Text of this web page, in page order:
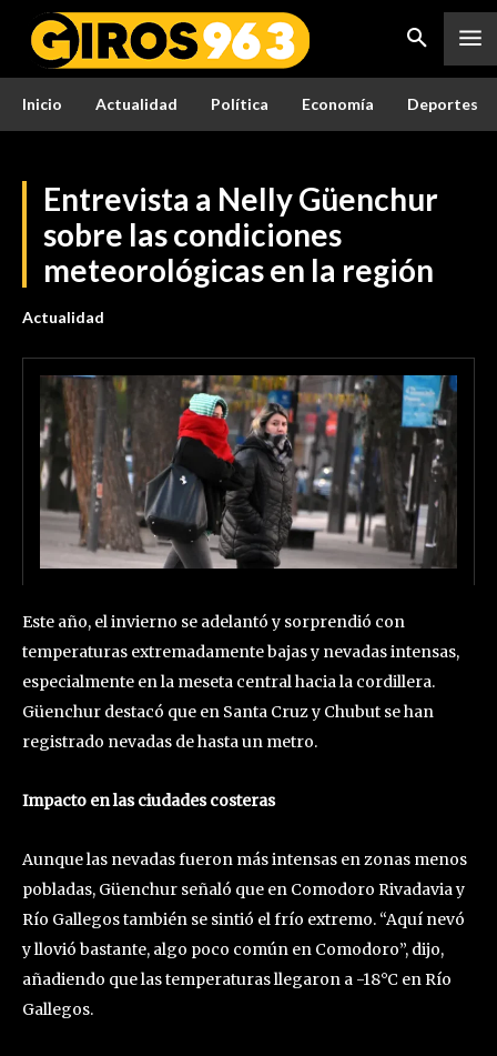
Inicio Actualidad Política Economía Deportes
Entrevista a Nelly Güenchur
sobre las condiciones
meteorológicas en la región
Actualidad
Este año, el invierno se adelantó y sorprendió con
temperaturas extremadamente bajas y nevadas intensas,
especialmente en la meseta central hacia la cordillera.
Güenchur destacó que en Santa Cruz y Chubut se han
registrado nevadas de hasta un metro.
Impacto en las ciudades costeras
Aunque las nevadas fueron más intensas en zonas menos
pobladas, Güenchur señaló que en Comodoro Rivadavia y
Río Gallegos también se sintió el frío extremo. “Aquí nevó
y llovió bastante, algo poco común en Comodoro”, dijo,
añadiendo que las temperaturas llegaron a -18°C en Río
Gallegos.